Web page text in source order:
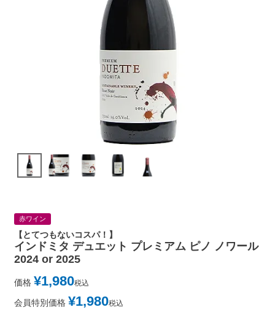
赤ワイン
【とてつもないコスパ！】
インドミタ デュエット プレミアム ピノ ノワール
2024 or 2025
価格 ¥1,980税込
会員特別価格 ¥1,980税込